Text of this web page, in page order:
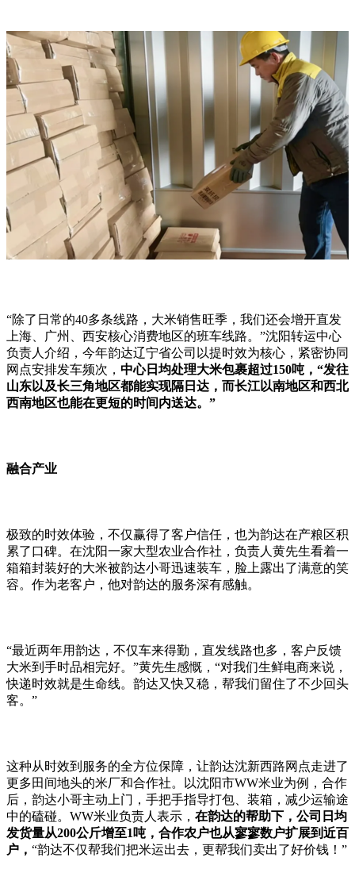
“除了日常的40多条线路，大米销售旺季，我们还会增开直发
上海、广州、西安核心消费地区的班车线路。 ”沈阳转运中心
负责人介绍，今年韵达辽宁省公司以提时效为核心，紧密协同
网点安排发车频次， 中心日均处理大米包裹超过150吨， “发往
山东以及长三角地区都能实现隔日达，而长江以南地区和西北
西南地区也能在更短的时间内送达。 ”
融合产业
极致的时效体验，不仅赢得了客户信任，也为韵达在产粮区积
累了口碑。在沈阳一家大型农业合作社，负责人黄先生看着一
箱箱封装好的大米被韵达小哥迅速装车，脸上露出了满意的笑
容。作为老客户，他对韵达的服务深有感触。
“最近两年用韵达，不仅车来得勤，直发线路也多，客户反馈
大米到手时品相完好。 ”黄先生感慨， “对我们生鲜电商来说，
快递时效就是生命线。韵达又快又稳，帮我们留住了不少回头
客。 ”
这种从时效到服务的全方位保障，让韵达沈新西路网点走进了
更多田间地头的米厂和合作社。以沈阳市WW米业为例，合作
后，韵达小哥主动上门，手把手指导打包、装箱，减少运输途
中的磕碰。 WW米业负责人表示， 在韵达的帮助下，公司日均
发货量从200公斤增至1 吨，合作农户也从寥寥数户扩展到近百
户， “韵达不仅帮我们把米运出去，更帮我们卖出了好价钱！ ”